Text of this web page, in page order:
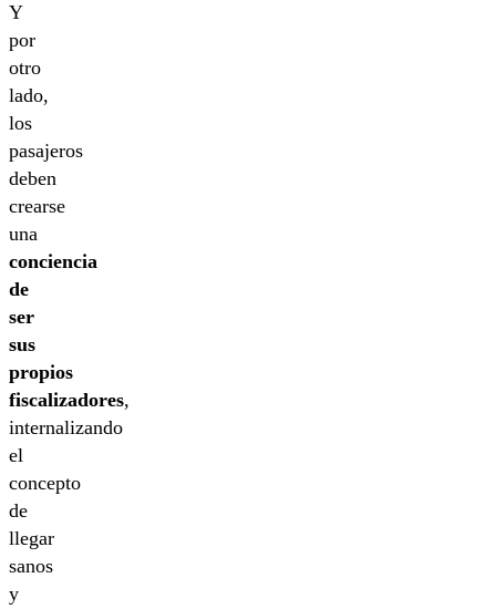
Y
por
otro
lado,
los
pasajeros
deben
crearse
una
conciencia
de
ser
sus
propios
fiscalizadores,
internalizando
el
concepto
de
llegar
sanos
y